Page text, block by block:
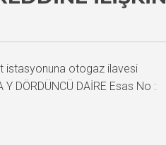
istasyonuna otogaz ilavesi
DÖRDÜNCÜ DAİRE Esas No :